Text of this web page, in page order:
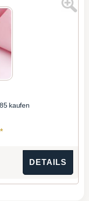
kaufen
*
DETAILS